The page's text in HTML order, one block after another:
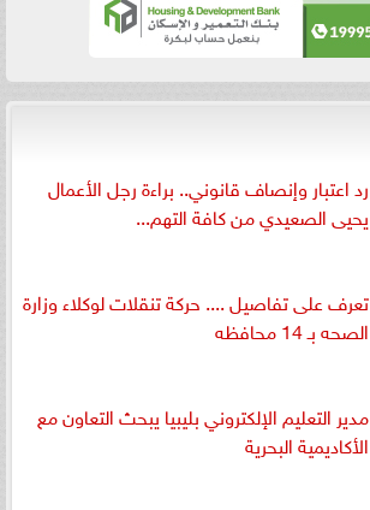
رد اعتبار وإنصاف قانوني.. براءة رجل الأعمال
يحيى الصعيدي من كافة التهم...
تعرف على تفاصيل .... حركة تنقلات لوكلاء وزارة
الصحه بـ 14 محافظه
مدير التعليم الإلكتروني بليبيا يبحث التعاون مع
الأكاديمية البحرية